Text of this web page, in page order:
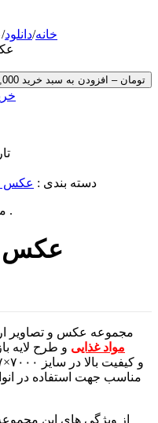
خانه/دانلود/
دسته بندی : عکس
است .
عکس
مجموعه عکس و تصاویر
مواد غذایی و طرح لایه
مناسب جهت استفاده در
از ویژگی های این